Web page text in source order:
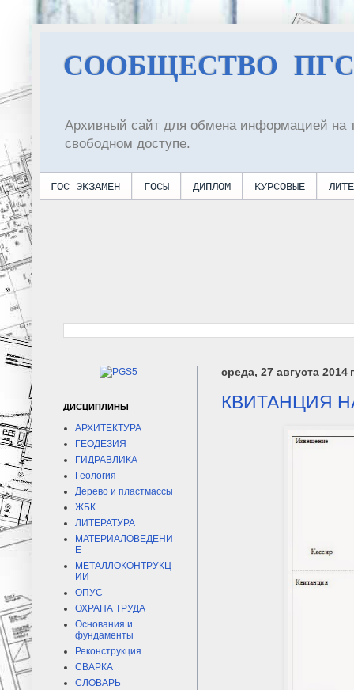
СООБЩЕСТВО ПГС
Архивный сайт для обмена информацией
свободном доступе.
ГОС ЭКЗАМЕН ГОСЫ ДИПЛОМ КУРСОВЫЕ
среда, 27 августа 2014
КВИТАНЦИЯ
ДИСЦИПЛИНЫ
АРХИТЕКТУРА
ГЕОДЕЗИЯ
ГИДРАВЛИКА
Геология
Дерево и пластмассы
ЖБК
ЛИТЕРАТУРА
МАТЕРИАЛОВЕДЕНИ
Е
МЕТАЛЛОКОНТРУКЦ
ИИ
ОПУС
ОХРАНА ТРУДА
Основания и
фундаменты
Реконструкция
СВАРКА
СЛОВАРЬ